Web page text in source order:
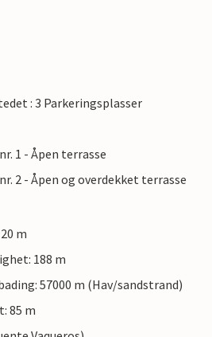
: 3 Parkeringsplasser
1 - Åpen terrasse
2 - Åpen og overdekket terrasse
m
188 m
57000 m (Hav/sandstrand)
85 m